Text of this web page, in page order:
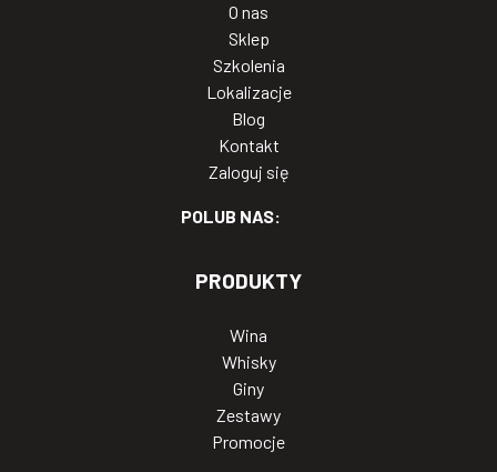
O nas
Sklep
Szkolenia
Lokalizacje
Blog
Kontakt
Zaloguj się
POLUB NAS:
PRODUKTY
Wina
Whisky
Giny
Zestawy
Promocje